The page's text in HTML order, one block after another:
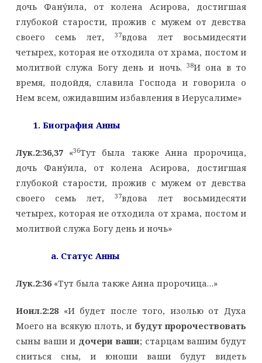
дочь Фану́ила, от колена Асирова, достигшая
глубокой старости, прожив с мужем от девства
своего семь лет,
37вдова лет восьмидесяти
четырех, которая не отходила от храма, постом и
молитвой служа Богу день и ночь. 38И она в то
время, подойдя, славила Господа и говорила о
Нем всем, ожидавшим избавления в Иерусалиме»
1. Биография Анны
Лук.2:36,37«36Тут была также Анна пророчица,
дочь Фану́ила, от колена Асирова, достигшая
глубокой старости, прожив с мужем от девства
своего семь лет,
37вдова лет восьмидесяти
четырех, которая не отходила от храма, постом и
молитвой служа Богу день и ночь»
a. Статус Анны
Лук.2:36«Тут была также Анна пророчица…»
Иоил.2:28«И будет после того, изолью от Духа
Моего на всякую плоть, и будут пророчествовать
сыны ваши и дочери ваши; старцам вашим будут
сниться сны, и юноши ваши будут видеть